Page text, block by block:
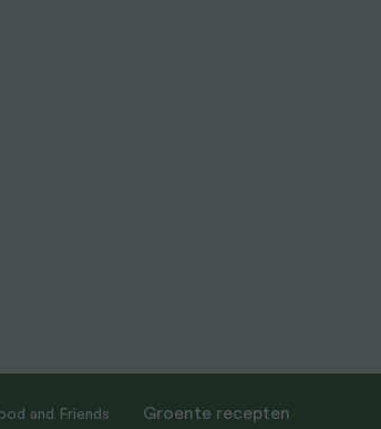
and Friends Groente recepten